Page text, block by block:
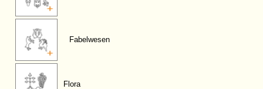
Fabelwesen
Flora